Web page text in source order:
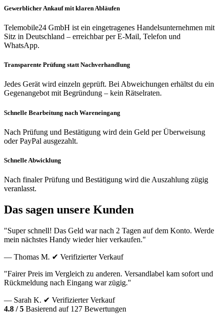
Gewerblicher Ankauf mit klaren Abläufen
Telemobile24 GmbH ist ein eingetragenes Handelsunternehmen mit
Sitz in Deutschland – erreichbar per E-Mail, Telefon und
WhatsApp.
Transparente Prüfung statt Nachverhandlung
Jedes Gerät wird einzeln geprüft. Bei Abweichungen erhältst du ein
Gegenangebot mit Begründung – kein Rätselraten.
Schnelle Bearbeitung nach Wareneingang
Nach Prüfung und Bestätigung wird dein Geld per Überweisung
oder PayPal ausgezahlt.
Schnelle Abwicklung
Nach finaler Prüfung und Bestätigung wird die Auszahlung zügig
veranlasst.
Das sagen unsere Kunden
"Super schnell! Das Geld war nach 2 Tagen auf dem Konto. Werde
mein nächstes Handy wieder hier verkaufen."
— Thomas M. ✔ Verifizierter Verkauf
"Fairer Preis im Vergleich zu anderen. Versandlabel kam sofort und
Rückmeldung nach Eingang war zügig."
— Sarah K. ✔ Verifizierter Verkauf
4.8 / 5 Basierend auf 127 Bewertungen